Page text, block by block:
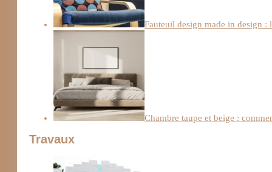
Fauteuil design made in design
Chambre taupe et beige :
Travaux